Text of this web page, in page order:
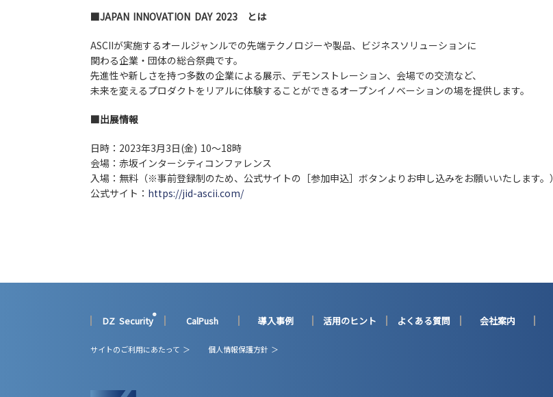
■JAPAN INNOVATION DAY 2023 とは
ASCIIが実施するオールジャンルでの先端テクノロジーや製品、ビジネスソリューションに
関わる企業・団体の総合祭典です。
先進性や新しさを持つ多数の企業による展示、デモンストレーション、会場での交流など、
未来を変えるプロダクトをリアルに体験することができるオープンイノベーションの場を提供します。
■出展情報
日時：2023年3月3日(金) 10～18時
会場：赤坂インターシティコンファレンス
入場：無料（※事前登録制のため、公式サイトの［参加申込］ボタンよりお申し込みをお願いいたします。）
公式サイト： https://jid-ascii.com/
DZ Security® CalPush 導入事例 活用のヒント よくある質問 会社案内
サイトのご利用にあたって ＞ 個人情報保護方針 ＞